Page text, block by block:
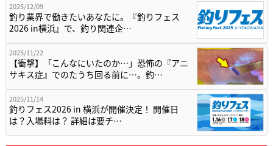
2025/12/09
釣り業界で働きたいあなたに。『釣りフェス
2026 in横浜』で、釣り関連企…
2025/11/22
【衝撃】「こんなにいたのか…」恐怖の『アニ
サキス症』でのたうち回る前に…。釣…
2025/11/14
釣りフェス2026 in 横浜が開催決定！ 開催日
は？入場料は？ 詳細は要チ…